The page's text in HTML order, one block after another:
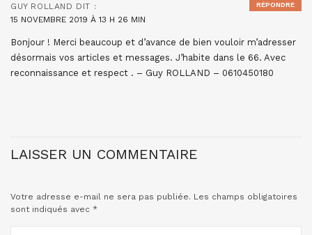
GUY ROLLAND DIT :
15 NOVEMBRE 2019 À 13 H 26 MIN
Bonjour ! Merci beaucoup et d’avance de bien vouloir m’adresser
désormais vos articles et messages. J’habite dans le 66. Avec
reconnaissance et respect . – Guy ROLLAND – 0610450180
RÉPONDRE
LAISSER UN COMMENTAIRE
Votre adresse e-mail ne sera pas publiée. Les champs obligatoires
sont indiqués avec *